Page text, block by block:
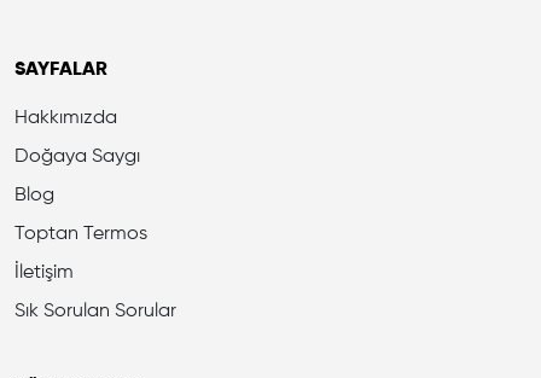
SAYFALAR
Hakkımızda
Doğaya Saygı
Blog
Toptan Termos
İletişim
Sık Sorulan Sorular